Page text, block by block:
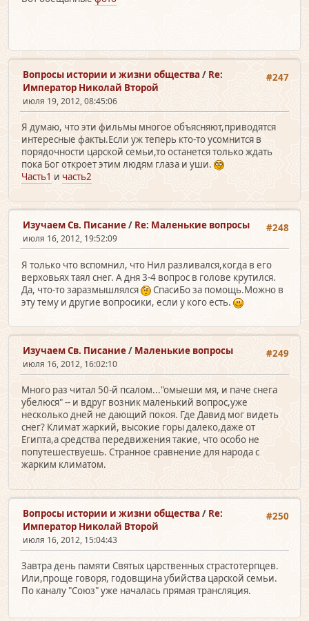
#247
Вопросы истории и жизни общества/ Re:
Император Николай Второй
июля 19, 2012, 08:45:06
Я думаю, что эти фильмы многое объясняют,приводятся
интересные факты.Если уж теперь кто-то усомнится в
порядочности царской семьи,то останется только ждать
пока Бог откроет этим людям глаза и уши.
Часть1 и часть2
#248
Изучаем Св. Писание/ Re: Маленькие вопросы
июля 16, 2012, 19:52:09
Я только что вспомнил, что Нил разливался,когда в его
верховьях таял снег. А дня 3-4 вопрос в голове крутился.
Да, что-то заразмышлялся
СпасиБо за помощь.Можно в
эту тему и другие вопросики, если у кого есть.
#249
Изучаем Св. Писание/ Маленькие вопросы
июля 16, 2012, 16:02:10
Много раз читал 50-й псалом..."омыеши мя, и паче снега
убелюся" -- и вдруг возник маленький вопрос,уже
несколько дней не дающий покоя. Где Давид мог видеть
снег? Климат жаркий, высокие горы далеко,даже от
Египта,а средства передвижения такие, что особо не
попутешествуешь. Странное сравнение для народа с
жарким климатом.
#250
Вопросы истории и жизни общества / Re:
Император Николай Второй
июля 16, 2012, 15:04:43
Завтра день памяти Святых царственных страстотерпцев.
Или,проще говоря, годовщина убийства царской семьи.
По каналу "Союз" уже началась прямая трансляция.